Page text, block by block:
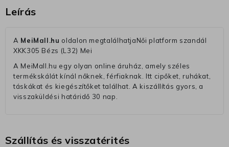
Leírás
A MeiMall.hu oldalon megtalálhatjaNői platform szandál
XKK305 Bézs (L32) Mei
A MeiMall.hu egy olyan online áruház, amely széles
termékskálát kínál nőknek, férfiaknak. Itt cipőket, ruhákat,
táskákat és kiegészítőket találhat. A kiszállítás gyors, a
visszaküldési határidő 30 nap.
Szállítás és visszatérités